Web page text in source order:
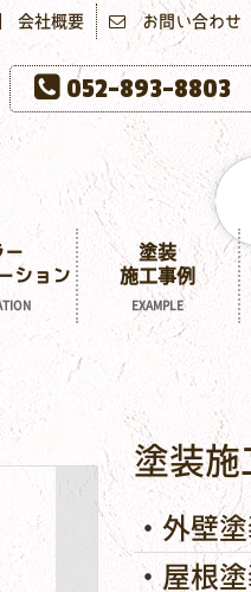
会社概要 お問い合わせ
052-893-8803
ー
ション
EXAMPLE
塗装
施工事例
塗装施
外壁
屋根